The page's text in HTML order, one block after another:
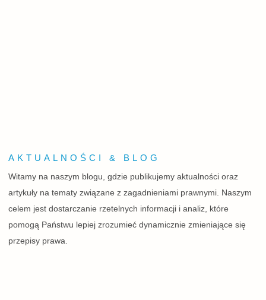
AKTUALNOŚCI & BLOG
Witamy na naszym blogu, gdzie publikujemy aktualności oraz
artykuły na tematy związane z zagadnieniami prawnymi. Naszym
celem jest dostarczanie rzetelnych informacji i analiz, które
pomogą Państwu lepiej zrozumieć dynamicznie zmieniające się
przepisy prawa.